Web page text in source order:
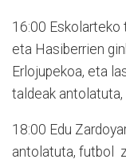
16:00 Eskolarteko
eta Hasiberrien
Erlojupekoa, eta
taldeak antolatuta,
18:00 Edu
antolatuta, futbol